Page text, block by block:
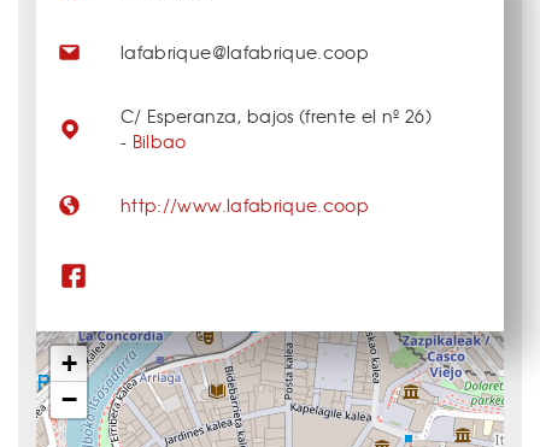
+
−
lafabrique@lafabrique.coop
C/ Esperanza, bajos (frente el nº 26)
- Bilbao
http://www.lafabrique.coop